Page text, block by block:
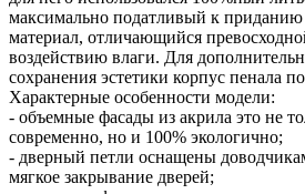
максимально податливый к
материал, отличающийся
воздействию влаги. Для
сохранения эстетики корпус пенала
Характерные особенности модели:
- объемные фасады из акрила это не
современно, но и 100% экологично;
- дверный петли оснащены
мягкое закрывание дверей;